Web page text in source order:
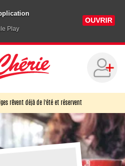
Play
OUVRIR
rêvent déjà de l'été et réservent